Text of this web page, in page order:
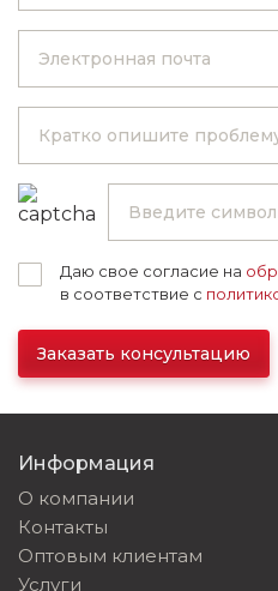
Даю свое согласие на
в соответствие с
Заказать консультацию
Информация
О компании
Контакты
Оптовым клиентам
Услуги